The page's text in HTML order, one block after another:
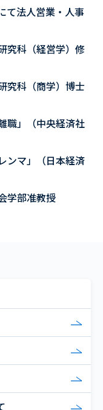
て法人営業・人事
究科（経営学）修
究科（商学）博士
職」（中央経済社
ンマ」（日本経済
学部准教授